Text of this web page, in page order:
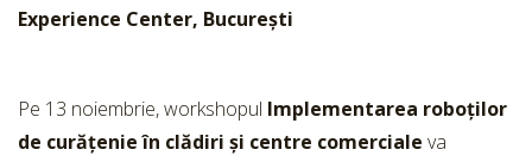
Experience Center, București
Pe 13 noiembrie, workshopul Implementarea roboților
de curățenie în clădiri și centre comerciale va